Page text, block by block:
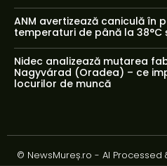
ANM avertizează caniculă în
temperaturi de până la
Nidec analizează mutarea
Nagyvárad (Oradea) – ce
locurilor de muncă
© NewsMureș.ro - AI